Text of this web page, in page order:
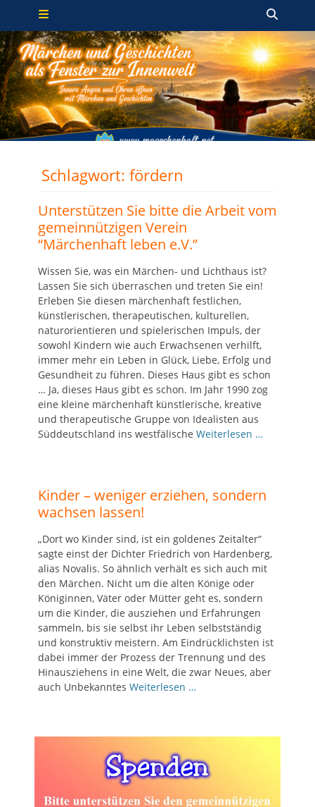
Zum
springen
Primäres Menü
Schlagwort: fördern
Unterstützen Sie bitte die Arbeit vom
gemeinnützigen Verein
“Märchenhaft leben e.V.”
Wissen Sie, was ein Märchen- und Lichthaus ist?
Lassen Sie sich überraschen und treten Sie ein!
Erleben Sie diesen märchenhaft festlichen,
künstlerischen, therapeutischen, kulturellen,
naturorientieren und spielerischen Impuls, der
sowohl Kindern wie auch Erwachsenen verhilft,
immer mehr ein Leben in Glück, Liebe, Erfolg und
Gesundheit zu führen. Dieses Haus gibt es schon
… Ja, dieses Haus gibt es schon. Im Jahr 1990 zog
eine kleine märchenhaft künstlerische, kreative
und therapeutische Gruppe von Idealisten aus
Süddeutschland ins westfälische Weiterlesen …
Kinder – weniger erziehen, sondern
wachsen lassen!
„Dort wo Kinder sind, ist ein goldenes Zeitalter“
sagte einst der Dichter Friedrich von Hardenberg,
alias Novalis. So ähnlich verhält es sich auch mit
den Märchen. Nicht um die alten Könige oder
Königinnen, Väter oder Mütter geht es, sondern
um die Kinder, die ausziehen und Erfahrungen
sammeln, bis sie selbst ihr Leben selbstständig
und konstruktiv meistern. Am Eindrücklichsten ist
dabei immer der Prozess der Trennung und des
Hinausziehens in eine Welt, die zwar Neues, aber
auch Unbekanntes Weiterlesen …